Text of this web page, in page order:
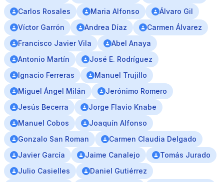
Carlos Rosales
Maria Alfonso
Álvaro Gil
Víctor Garrón
Andrea Díaz
Carmen Álvarez
Francisco Javier Vila
Abel Anaya
Antonio Martín
José E. Rodríguez
Ignacio Ferreras
Manuel Trujillo
Miguel Ángel Milán
Jerónimo Romero
Jesús Becerra
Jorge Flavio Knabe
Manuel Cobos
Joaquín Alfonso
Gonzalo San Roman
Carmen Claudia Delgado
Javier García
Jaime Canalejo
Tomás Jurado
Julio Casielles
Daniel Gutiérrez